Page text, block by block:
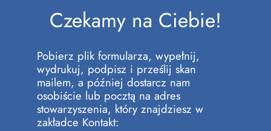
Czekamy na Ciebie!
Pobierz plik formularza, wypełnij,
wydrukuj, podpisz i prześlij skan
mailem, a później dostarcz nam
osobiście lub pocztą na adres
stowarzyszenia, który znajdziesz w
zakładce Kontakt: